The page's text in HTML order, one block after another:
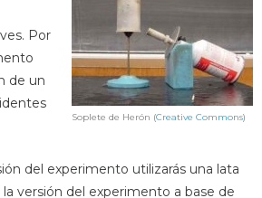
Soplete de Herón (Creative Commons)
Por
de un
del experimento utilizarás una lata
versión del experimento a base de